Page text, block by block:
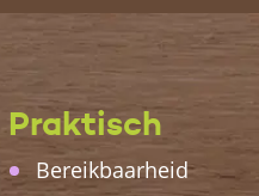
Praktisch
Bereikbaarheid